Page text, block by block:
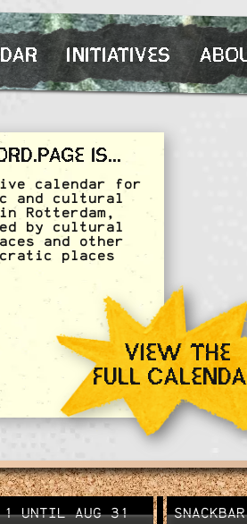
INITIATIVES
IS...
calendar for
and cultural
Rotterdam,
by cultural
and other
places
VIEW THE
FULL
1 UNTIL AUG 31